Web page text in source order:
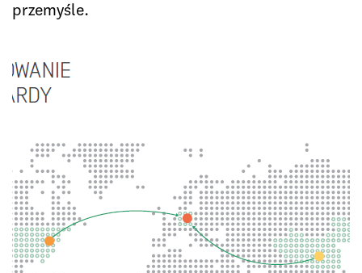
przemyśle.